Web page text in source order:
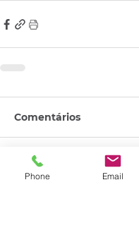
Comentários
Escreva um comentário
Phone Email